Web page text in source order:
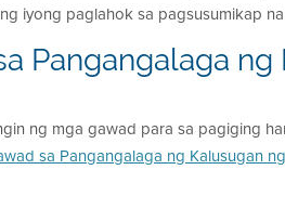
iyong paglahok sa pagsusumikap
Pangangalaga
ng mga gawad para sa pagiging
sa Pangangalaga ng Kalusugan